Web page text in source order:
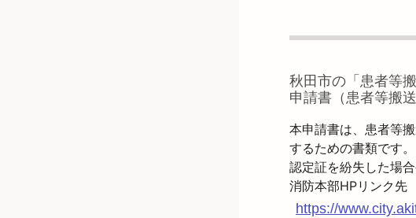
秋田市の「 患者等
申請書（患者等搬送
本申請書は、患者等
するための書類です。
認定証を紛失した場
https://